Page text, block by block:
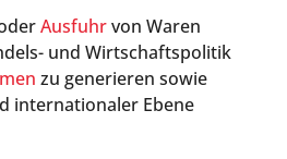
Ausfuhrvon Waren
und Wirtschaftspolitik
zu generieren sowie
internationaler Ebene